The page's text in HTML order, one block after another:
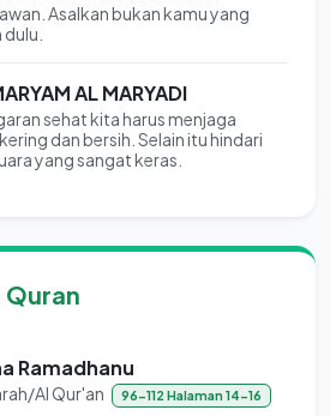
Asalkan bukan kamu yang
AL MARYADI
sehat kita harus menjaga
dan bersih. Selain itu hindari
yang sangat keras.
Quran
Ramadhanu
Al Qur'an 96-112 Halaman 14-16